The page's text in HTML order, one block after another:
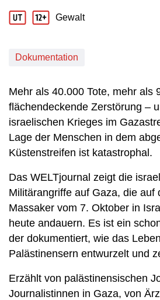
Jugendschutz Beschreibung: Gewalt
Gewalt
Dokumentation
Mehr als 40.000 Tote, mehr als
flächendeckende Zerstörung –
israelischen Krieges im
Lage der Menschen in dem
Küstenstreifen ist katastrophal.
Das WELTjournal zeigt die
Militärangriffe auf Gaza, die auf
Massaker vom 7. Oktober in
heute andauern. Es ist ein
der dokumentiert, wie das
Palästinensern entwurzelt und
Erzählt von palästinensischen
Journalistinnen in Gaza, von